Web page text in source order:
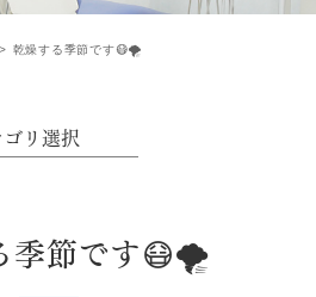
乾燥する季節です😷🌪
季節です😷🌪